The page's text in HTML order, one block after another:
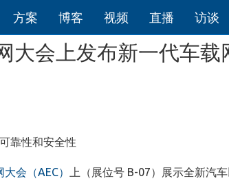
方案 博客 视频 直播 访谈
大会上发布新一代车载
靠性和安全性
会（AEC）
上（展位号 B-07）展示全新汽